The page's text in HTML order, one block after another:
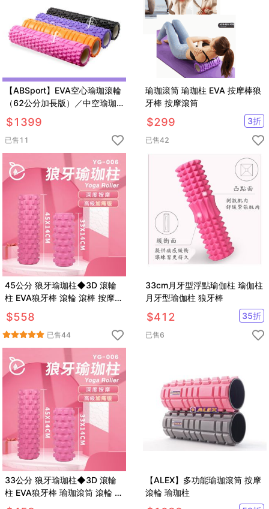
【ABSport】EVA空心瑜珈滾輪
（62公分加長版）／中空瑜珈
柱／指壓瑜珈棒／按摩滾輪／狼
牙棒滾筒
$1399
已售 11
瑜珈滾筒 瑜珈柱 EVA 按摩棒狼
牙棒 按摩滾筒
$299 3折
已售42
45公分 狼牙瑜珈柱◆3D 滾輪
柱 EVA狼牙棒 滾輪 滾棒 按摩棒
紓壓 筋膜 刮痧
$558
已售44
33cm月牙型浮點瑜伽柱 瑜伽柱
月牙型瑜伽柱 狼牙棒
$412 35折
已售6
33公分 狼牙瑜珈柱◆3D 滾輪
柱 EVA狼牙棒 瑜珈滾筒 滾輪 筋
膜 皮拉提斯 刮痧
【ALEX】多功能瑜珈滾筒 按摩
滾輪 瑜珈柱